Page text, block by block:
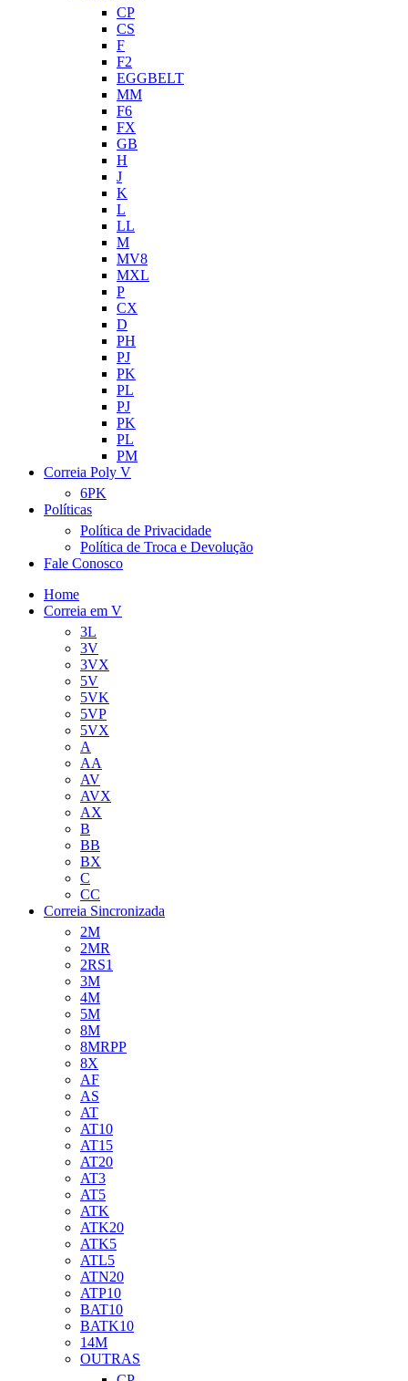
CP
CS
F
F2
EGGBELT
MM
F6
FX
GB
H
J
K
L
LL
M
MV8
MXL
P
CX
D
PH
PJ
PK
PL
PJ
PK
PL
PM
Correia Poly V
6PK
Políticas
Política de Privacidade
Política de Troca e Devolução
Fale Conosco
Home
Correia em V
3L
3V
3VX
5V
5VK
5VP
5VX
A
AA
AV
AVX
AX
B
BB
BX
C
CC
Correia Sincronizada
2M
2MR
2RS1
3M
4M
5M
8M
8MRPP
8X
AF
AS
AT
AT10
AT15
AT20
AT3
AT5
ATK
ATK20
ATK5
ATL5
ATN20
ATP10
BAT10
BATK10
14M
OUTRAS